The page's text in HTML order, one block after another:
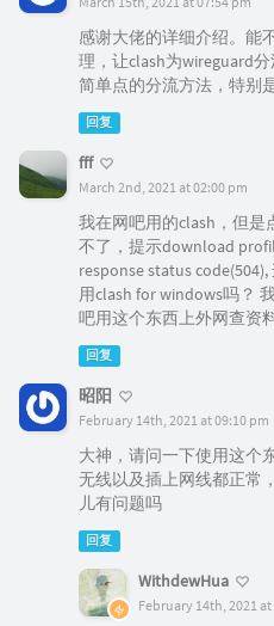
感谢大佬的详细介绍。能
理，让clash为wireguard
简单点的分流方法，特别是
回复
fff
March 2nd, 2021 at 02:00 pm
我在网吧用的clash，但是
不了，提示download
response status
用clash for windows吗？
吧用这个东西上外网查资
回复
昭阳
February 14th, 2021 at 09:10 pm
大神，请问一下使用这个
无线以及插上网线都正常
儿有问题吗
回复
WithdewHua
February 14th, 2021 at